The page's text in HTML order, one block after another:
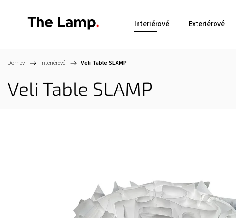
Interiérové Exteriérové
Domov / Interiérové / Veli TableSLAMP
Veli Table SLAMP